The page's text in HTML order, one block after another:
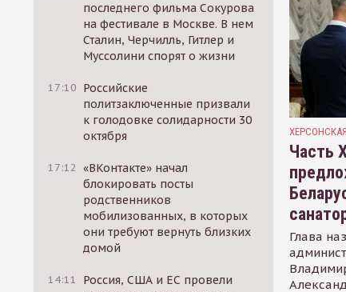
последнего фильма Сокурова
на фестивале в Москве. В нем
Сталин, Черчилль, Гитлер и
Муссолини спорят о жизни
17:10 Российские
политзаключенные призвали
к голодовке солидарности 30
октября
17:12 «ВКонтакте» начал
блокировать посты
родственников
мобилизованных, в которых
они требуют вернуть близких
домой
14:11
Россия, США и ЕС провели
Часть
Глава